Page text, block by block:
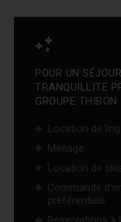
POUR UN
TRANQUILLITÉ
GROUPE THIBON :
Location de
Ménage
Location de
Commande
préférentiels